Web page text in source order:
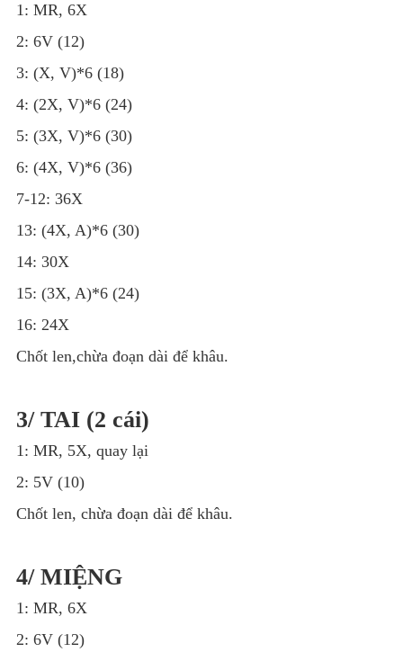
1: MR, 6X
2: 6V (12)
3: (X, V)*6 (18)
4: (2X, V)*6 (24)
5: (3X, V)*6 (30)
6: (4X, V)*6 (36)
7-12: 36X
13: (4X, A)*6 (30)
14: 30X
15: (3X, A)*6 (24)
16: 24X
Chốt len,chừa đoạn dài để khâu.
3/ TAI (2 cái)
1: MR, 5X, quay lại
2: 5V (10)
Chốt len, chừa đoạn dài để khâu.
4/ MIỆNG
1: MR, 6X
2: 6V (12)